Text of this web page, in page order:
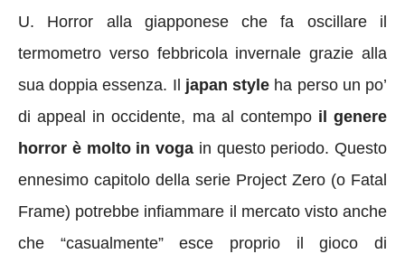
U. Horror alla giapponese che fa oscillare il
termometro verso febbricola invernale grazie alla
sua doppia essenza. Il japan style ha perso un po’
di appeal in occidente, ma al contempo il genere
horror è molto in voga in questo periodo. Questo
ennesimo capitolo della serie Project Zero (o Fatal
Frame) potrebbe infiammare il mercato visto anche
che “casualmente” esce proprio il gioco di